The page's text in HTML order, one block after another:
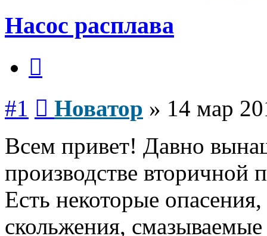
Насос расплава
#1 Новатор » 14 мар
Всем привет! Давно
производстве вторичной
Есть некоторые
скольжения,